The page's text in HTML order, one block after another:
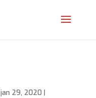
jan 29, 2020 |